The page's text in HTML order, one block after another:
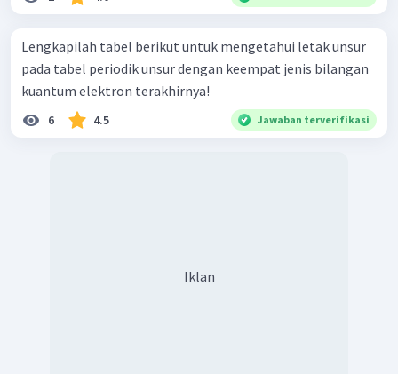
Lengkapilah tabel berikut untuk mengetahui letak unsur
pada tabel periodik unsur dengan keempat jenis bilangan
kuantum elektron terakhirnya!
6 4.5 Jawaban terverifikasi
Iklan